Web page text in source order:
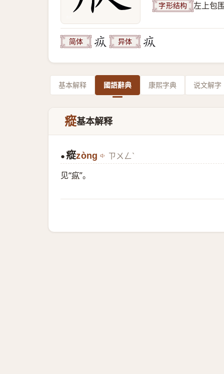
字形结构 左上包
简体 异体
基本解释 國語辭典 康熙字典 说文解字
瘲基本解释
● 瘲zòng ㄗㄨㄥˋ
见“疭”。